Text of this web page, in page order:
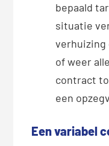
bepaald
situatie
verhuizing
of weer
contract
een
Een variabel